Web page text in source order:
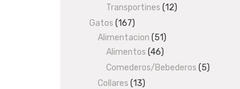
products
Transportines 1212
Gatos 167167
products
Alimentacion 5151
Alimentos 4646
products
Comederos/Bebederos 55
Collares 1313